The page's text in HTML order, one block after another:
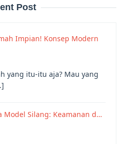
Post
Impian! Konsep Modern
yang itu-itu aja? Mau yang
Model Silang: Keamanan d…